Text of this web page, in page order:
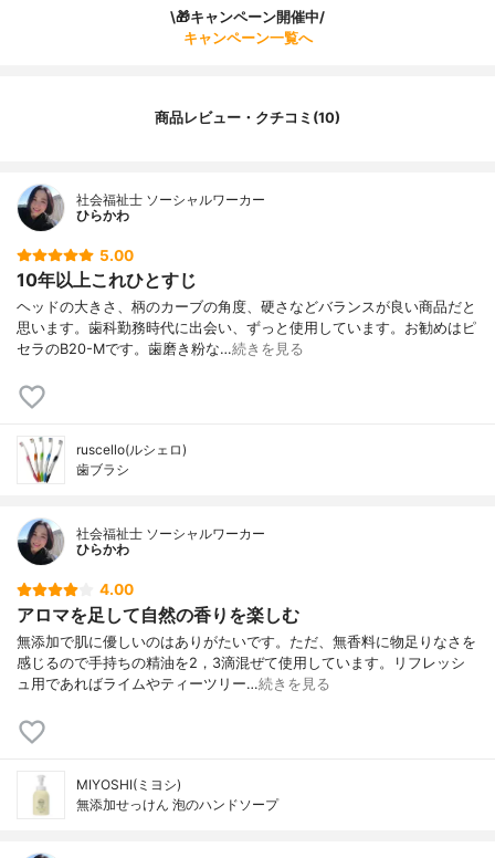
\🎁キャンペーン開催中/
キャンペーン一覧へ
商品レビュー・クチコミ(10)
社会福祉士 ソーシャルワーカー
ひらかわ
5.00
10年以上これひとすじ
ヘッドの大きさ、柄のカーブの角度、硬さなどバランスが良い商品だと
思います。歯科勤務時代に出会い、ずっと使用しています。お勧めはピ
セラのB20-Mです。歯磨き粉な…続きを見る
ruscello(ルシェロ)
歯ブラシ
社会福祉士 ソーシャルワーカー
ひらかわ
4.00
アロマを足して自然の香りを楽しむ
無添加で肌に優しいのはありがたいです。ただ、無香料に物足りなさを
感じるので手持ちの精油を2，3滴混ぜて使用しています。リフレッシ
ュ用であればライムやティーツリー…続きを見る
MIYOSHI(ミヨシ)
無添加せっけん 泡のハンドソープ